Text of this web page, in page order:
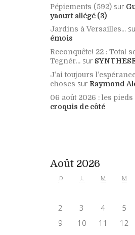
Pépiements (592) sur
yaourt allégé (3)
Jardins à Versailles...
émois
Reconquête! 22 : Total
Tegnér... sur
J’ai toujours
choses sur Raymond
06 août 2026 : les pieds
croquis de côté
Août 2026
D L M M
2
3 4 5
9
10 11 12